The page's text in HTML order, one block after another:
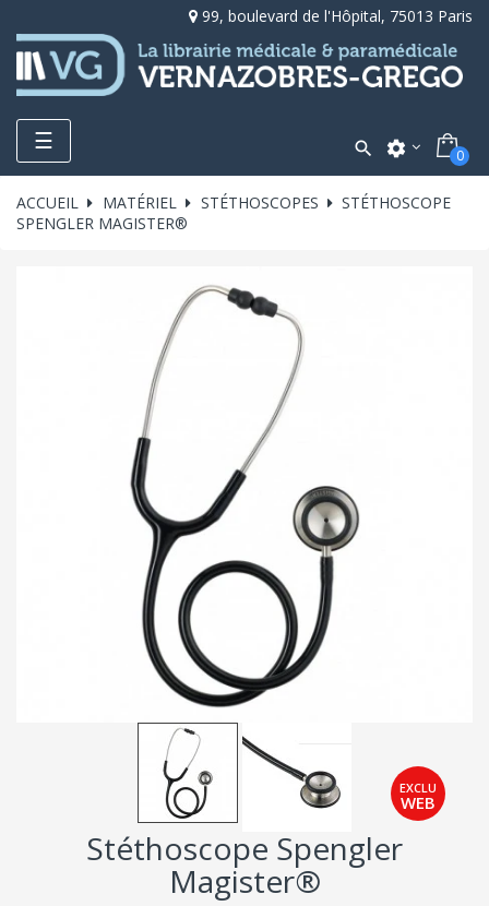
99, boulevard de l'Hôpital, 75013 Paris
Toggle
navigation
☰  settings 0
ACCUEIL MATÉRIEL STÉTHOSCOPES
STÉTHOSCOPE
SPENGLER MAGISTER®
Stéthoscope Spengler
Magister®